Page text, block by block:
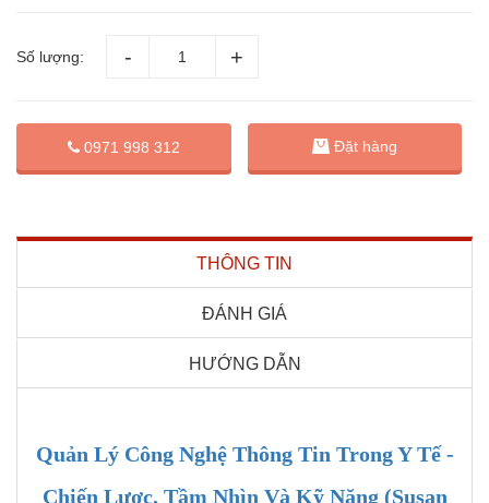
Số lượng:
0971 998 312 Đặt hàng
THÔNG TIN
ĐÁNH GIÁ
HƯỚNG DẪN
Quản Lý Công Nghệ Thông Tin Trong Y Tế -
Chiến Lược, Tầm Nhìn Và Kỹ Năng (Susan